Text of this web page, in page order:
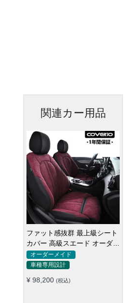
関連カー用品
ファット感抜群 最上級シート
カバー 高級スエード オーダー
メイド防水仕様 全席セット
オーダーメイド
車種専用設計
¥ 98,200 (税込)